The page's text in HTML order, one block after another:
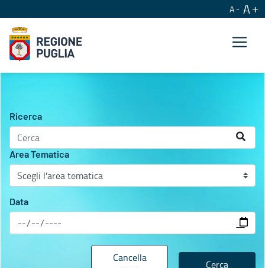
A A
Ricerca
Area Tematica
Data
Cancella
Cerca